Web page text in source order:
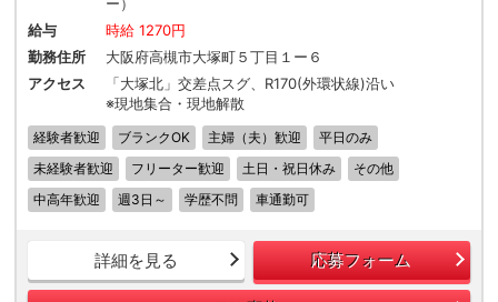
給与
時給 1270円
勤務住所
大阪府高槻市大塚町５丁目１ー６
アクセス
「大塚北」交差点スグ、R170(外環状線)沿い
※現地集合・現地解散
経験者歓迎 ブランクOK 主婦（夫）歓迎
平日のみ
未経験者歓迎
フリーター歓迎 土日・祝日休み
その他
中高年歓迎
週3日～ 学歴不問 車通勤可
詳細を見る 応募フォーム